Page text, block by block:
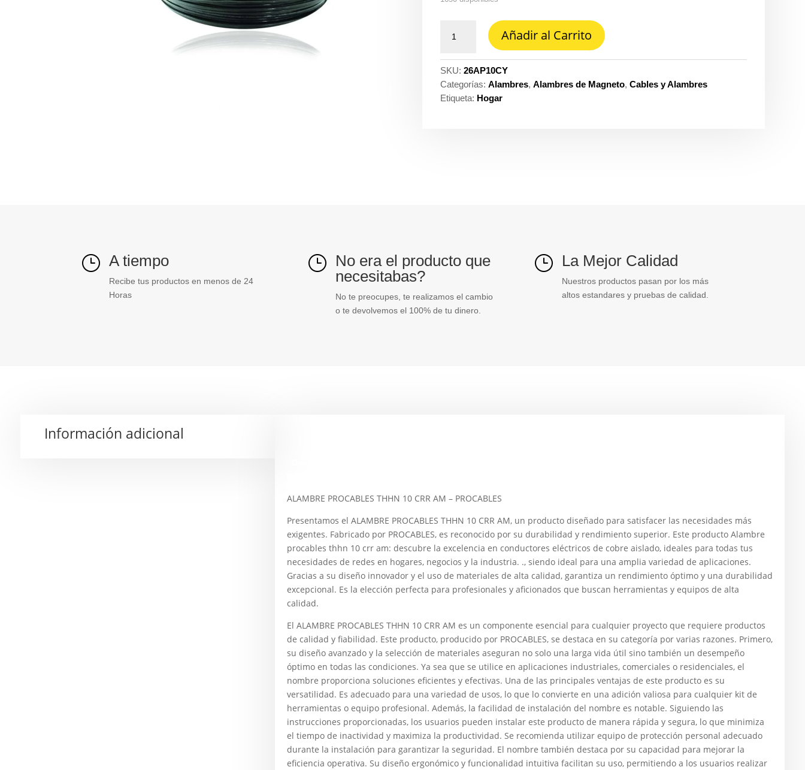
Prysmian
Procables
THHN
10
Añadir al Carrito
SKU:26AP10CY
Categorías:Alambres,Alambres de Magneto,Cables y Alambres
Etiqueta: Hogar
} A tiempo
Recibe tus productos en menos de 24
Horas
} No era el producto que
necesitabas?
No te preocupes, te realizamos el cambio
o te devolvemos el 100% de tu dinero.
} La Mejor Calidad
Nuestros productos pasan por los más
altos estandares y pruebas de calidad.
Información adicional
ALAMBRE PROCABLES THHN 10 CRR AM – PROCABLES
Presentamos el ALAMBRE PROCABLES THHN 10 CRR AM, un producto diseñado para satisfacer las necesidades más
exigentes. Fabricado por PROCABLES, es reconocido por su durabilidad y rendimiento superior. Este producto Alambre
procables thhn 10 crr am: descubre la excelencia en conductores eléctricos de cobre aislado, ideales para todas tus
necesidades de redes en hogares, negocios y la industria. ., siendo ideal para una amplia variedad de aplicaciones.
Gracias a su diseño innovador y el uso de materiales de alta calidad, garantiza un rendimiento óptimo y una durabilidad
excepcional. Es la elección perfecta para profesionales y aficionados que buscan herramientas y equipos de alta
calidad.
El ALAMBRE PROCABLES THHN 10 CRR AM es un componente esencial para cualquier proyecto que requiere productos
de calidad y fiabilidad. Este producto, producido por PROCABLES, se destaca en su categoría por varias razones. Primero,
su diseño avanzado y la selección de materiales aseguran no solo una larga vida útil sino también un desempeño
óptimo en todas las condiciones. Ya sea que se utilice en aplicaciones industriales, comerciales o residenciales, el
nombre proporciona soluciones eficientes y efectivas. Una de las principales ventajas de este producto es su
versatilidad. Es adecuado para una variedad de usos, lo que lo convierte en una adición valiosa para cualquier kit de
herramientas o equipo profesional. Además, la facilidad de instalación del nombre es notable. Siguiendo las
instrucciones proporcionadas, los usuarios pueden instalar este producto de manera rápida y segura, lo que minimiza
el tiempo de inactividad y maximiza la productividad. Se recomienda utilizar equipo de protección personal adecuado
durante la instalación para garantizar la seguridad. El nombre también destaca por su capacidad para mejorar la
eficiencia operativa. Su diseño ergonómico y funcionalidad intuitiva facilitan su uso, permitiendo a los usuarios realizar